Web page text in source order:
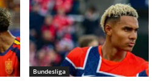
Bundesliga